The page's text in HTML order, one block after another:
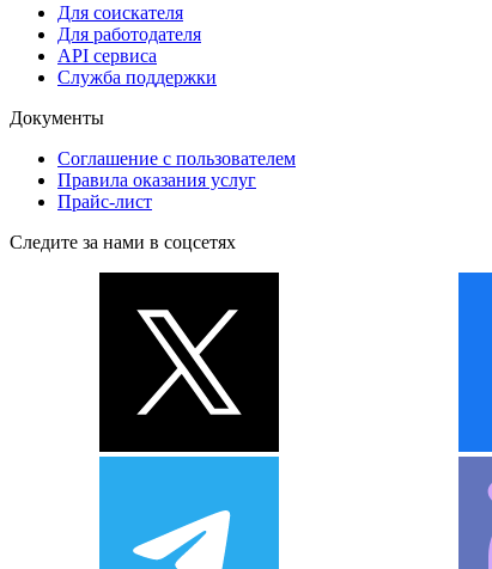
Для соискателя
Для работодателя
API сервиса
Служба поддержки
Документы
Соглашение с пользователем
Правила оказания услуг
Прайс-лист
Следите за нами в соцсетях